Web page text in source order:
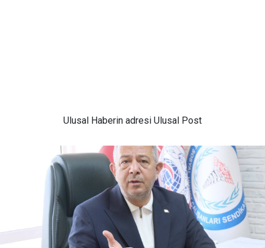
Ulusal Haberin adresi Ulusal Post